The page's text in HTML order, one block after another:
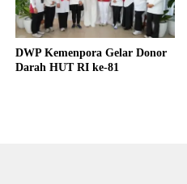
DWP Kemenpora Gelar Donor
Darah HUT RI ke-81